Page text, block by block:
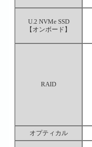
U.2 NVMe SSD
【オンボード】
RAID
オプティカル